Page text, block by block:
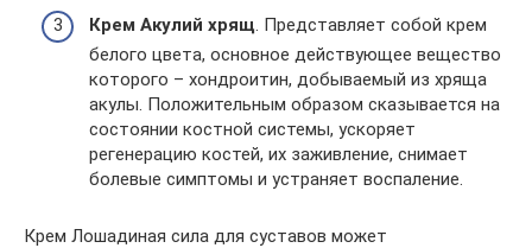
Крем Акулий хрящ . Представляет собой крем
белого цвета, основное действующее вещество
которого – хондроитин, добываемый из хряща
акулы. Положительным образом сказывается на
состоянии костной системы, ускоряет
регенерацию костей, их заживление, снимает
болевые симптомы и устраняет воспаление.
Крем Лошадиная сила для суставов может